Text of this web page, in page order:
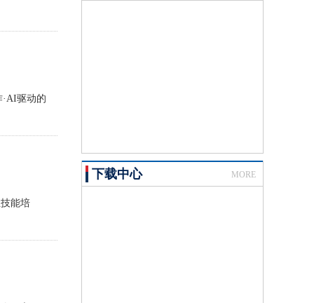
驱动的
能培
下载中心 MORE